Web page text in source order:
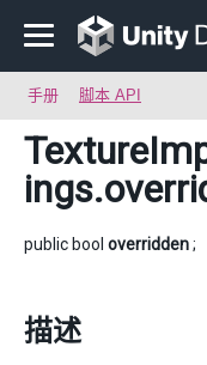
手册 脚本 API
ings
public bool overridden;
描述